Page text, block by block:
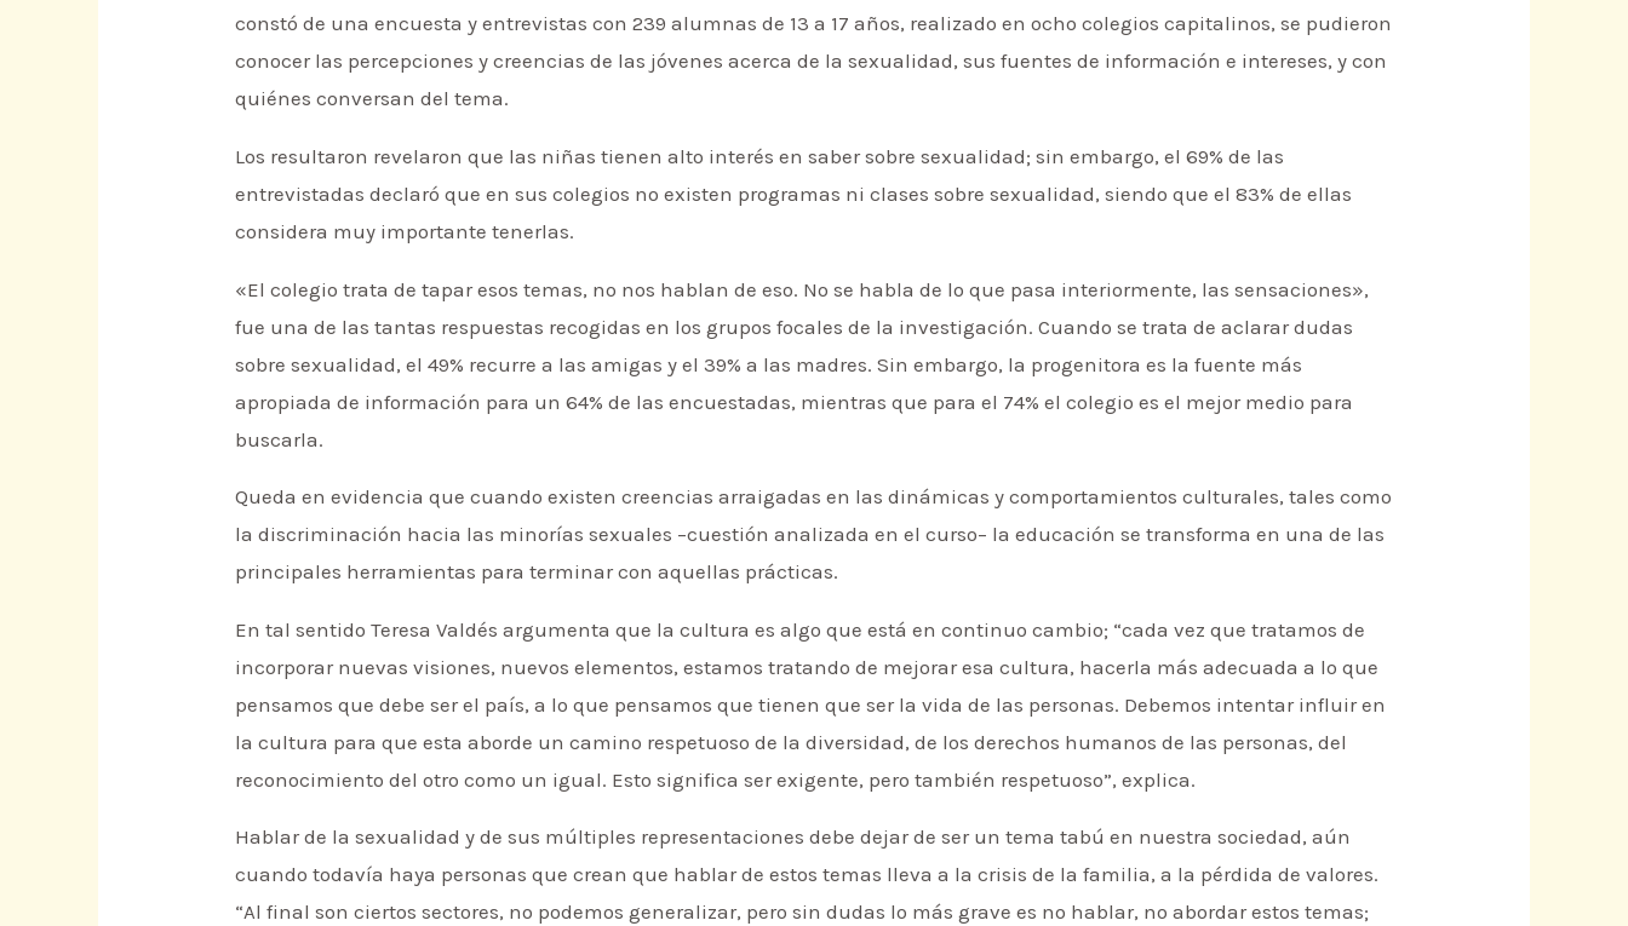
constó de una encuesta y entrevistas con 239 alumnas de 13 a 17 años, realizado en ocho colegios capitalinos, se pudieron
conocer las percepciones y creencias de las jóvenes acerca de la sexualidad, sus fuentes de información e intereses, y con
quiénes conversan del tema.
Los resultaron revelaron que las niñas tienen alto interés en saber sobre sexualidad; sin embargo, el 69% de las
entrevistadas declaró que en sus colegios no existen programas ni clases sobre sexualidad, siendo que el 83% de ellas
considera muy importante tenerlas.
«El colegio trata de tapar esos temas, no nos hablan de eso. No se habla de lo que pasa interiormente, las sensaciones»,
fue una de las tantas respuestas recogidas en los grupos focales de la investigación. Cuando se trata de aclarar dudas
sobre sexualidad, el 49% recurre a las amigas y el 39% a las madres. Sin embargo, la progenitora es la fuente más
apropiada de información para un 64% de las encuestadas, mientras que para el 74% el colegio es el mejor medio para
buscarla.
Queda en evidencia que cuando existen creencias arraigadas en las dinámicas y comportamientos culturales, tales como
la discriminación hacia las minorías sexuales –cuestión analizada en el curso– la educación se transforma en una de las
principales herramientas para terminar con aquellas prácticas.
En tal sentido Teresa Valdés argumenta que la cultura es algo que está en continuo cambio; “cada vez que tratamos de
incorporar nuevas visiones, nuevos elementos, estamos tratando de mejorar esa cultura, hacerla más adecuada a lo que
pensamos que debe ser el país, a lo que pensamos que tienen que ser la vida de las personas. Debemos intentar influir en
la cultura para que esta aborde un camino respetuoso de la diversidad, de los derechos humanos de las personas, del
reconocimiento del otro como un igual. Esto significa ser exigente, pero también respetuoso”, explica.
Hablar de la sexualidad y de sus múltiples representaciones debe dejar de ser un tema tabú en nuestra sociedad, aún
cuando todavía haya personas que crean que hablar de estos temas lleva a la crisis de la familia, a la pérdida de valores.
“Al final son ciertos sectores, no podemos generalizar, pero sin dudas lo más grave es no hablar, no abordar estos temas;